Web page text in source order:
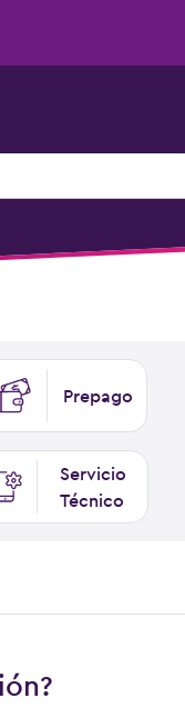
Prepago
Servicio
Técnico